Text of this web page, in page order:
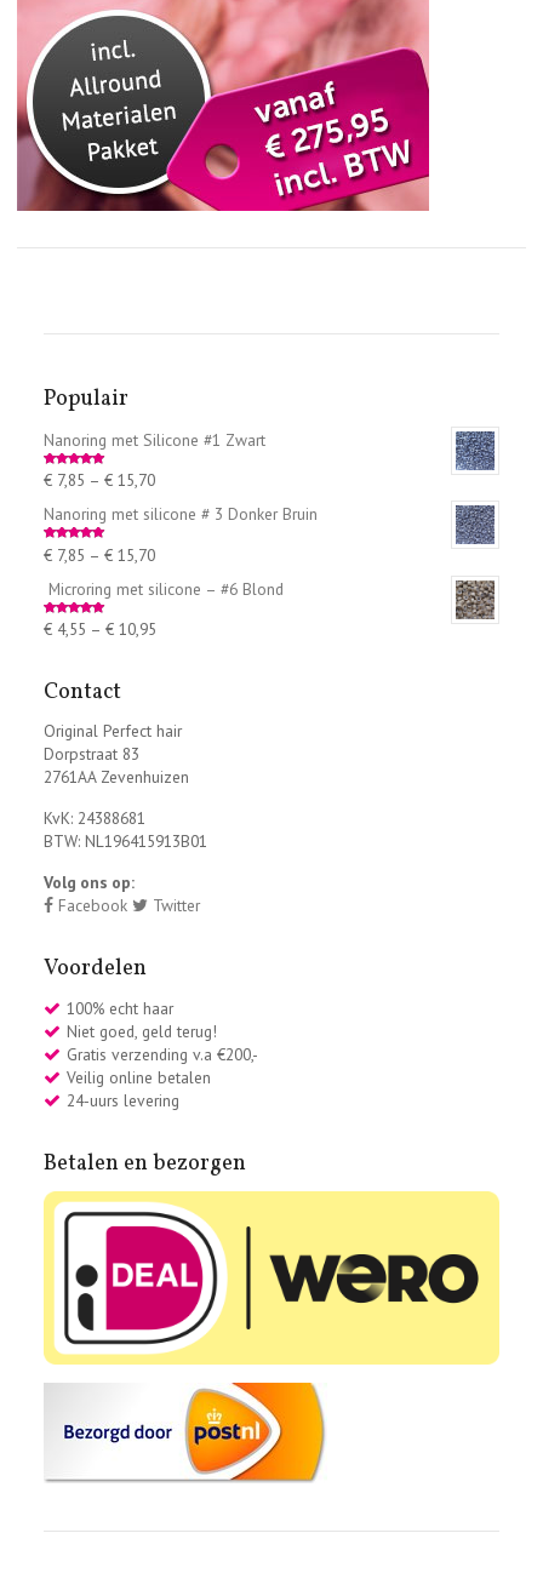
Populair
Nanoring met Silicone #1 Zwart
Rated5.00
out of 5
€7,85 – €15,70
Nanoring met silicone # 3 Donker Bruin
Rated5.00
out of 5
€7,85 – €15,70
Microring met silicone – #6 Blond
Rated5.00
out of 5
€4,55 – €10,95
Contact
Original Perfect hair
Dorpstraat 83
2761AA Zevenhuizen
KvK: 24388681
BTW: NL196415913B01
Volg ons op:
Facebook
Twitter
Voordelen
100% echt haar
Niet goed, geld terug!
Gratis verzending v.a €200,-
Veilig online betalen
24-uurs levering
Betalen en bezorgen